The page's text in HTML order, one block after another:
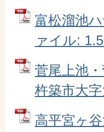
富松溜池
ァイル:
菅尾上池
杵築市大
高平宮ヶ